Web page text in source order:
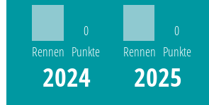
Rennen
0
Punkte
2024
Rennen
0
Punkte
2025